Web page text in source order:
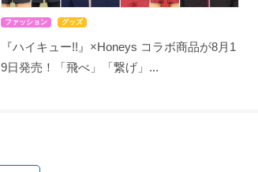
ファッション グッズ
『ハイキュー!!』×Honeys コラボ商品が8月1
9日発売！「飛べ」「繋げ」...